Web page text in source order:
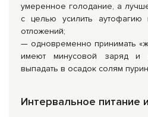
умеренное голодание, а
с целью усилить аутофагию
отложений;
— одновременно принимать
имеют минусовой заряд и
выпадать в осадок солям
Интервальное питание